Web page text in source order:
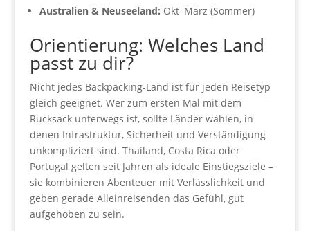
Australien & Neuseeland: Okt–März (Sommer)
Orientierung: Welches Land
passt zu dir?
Nicht jedes Backpacking-Land ist für jeden Reisetyp
gleich geeignet. Wer zum ersten Mal mit dem
Rucksack unterwegs ist, sollte Länder wählen, in
denen Infrastruktur, Sicherheit und Verständigung
unkompliziert sind. Thailand, Costa Rica oder
Portugal gelten seit Jahren als ideale Einstiegsziele –
sie kombinieren Abenteuer mit Verlässlichkeit und
geben gerade Alleinreisenden das Gefühl, gut
aufgehoben zu sein.